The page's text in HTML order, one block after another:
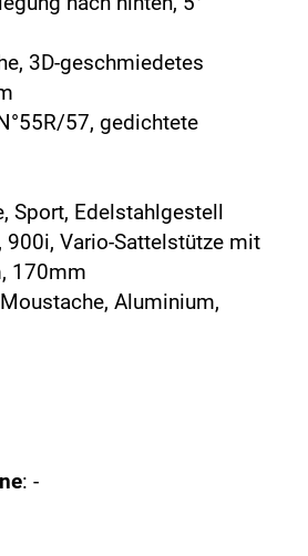
3D-geschmiedetes
57, gedichtete
Sport, Edelstahlgestell​
900i, Vario-Sattelstütze mit
170mm
Aluminium,
: -